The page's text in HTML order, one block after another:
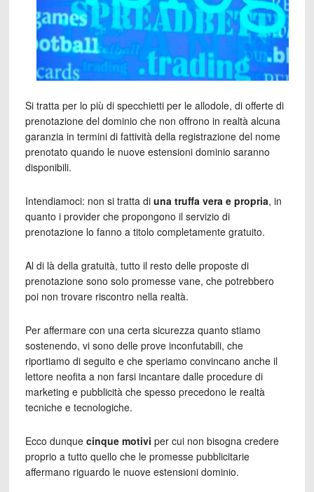
Si tratta per lo più di specchietti per le allodole, di offerte di
prenotazione del dominio che non offrono in realtà alcuna
garanzia in termini di fattività della registrazione del nome
prenotato quando le nuove estensioni dominio saranno
disponibili.
Intendiamoci: non si tratta di una truffa vera e propria, in
quanto i provider che propongono il servizio di
prenotazione lo fanno a titolo completamente gratuito.
Al di là della gratuità, tutto il resto delle proposte di
prenotazione sono solo promesse vane, che potrebbero
poi non trovare riscontro nella realtà.
Per affermare con una certa sicurezza quanto stiamo
sostenendo, vi sono delle prove inconfutabili, che
riportiamo di seguito e che speriamo convincano anche il
lettore neofita a non farsi incantare dalle procedure di
marketing e pubblicità che spesso precedono le realtà
tecniche e tecnologiche.
Ecco dunque cinque motivi per cui non bisogna credere
proprio a tutto quello che le promesse pubblicitarie
affermano riguardo le nuove estensioni dominio.